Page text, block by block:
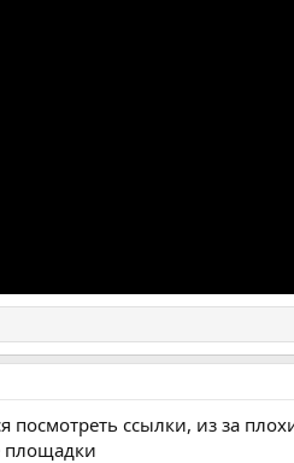
посмотреть ссылки, из за
площадки